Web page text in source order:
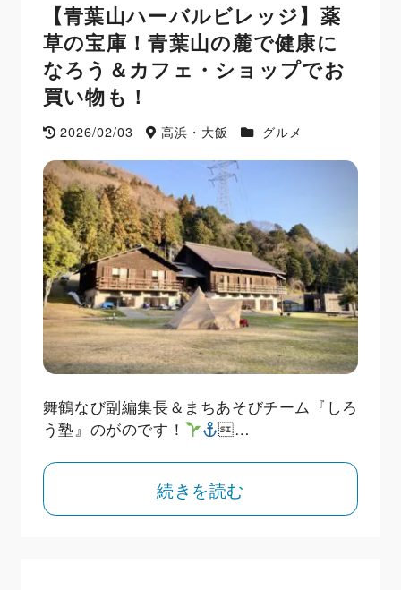
【青葉山ハーバルビレッジ】薬
草の宝庫！青葉山の麓で健康に
なろう＆カフェ・ショップでお
買い物も！
2026/02/03 高浜・大飯 グルメ
舞鶴なび副編集長＆まちあそびチーム『しろ
う塾』のがのです！
…
続きを読む